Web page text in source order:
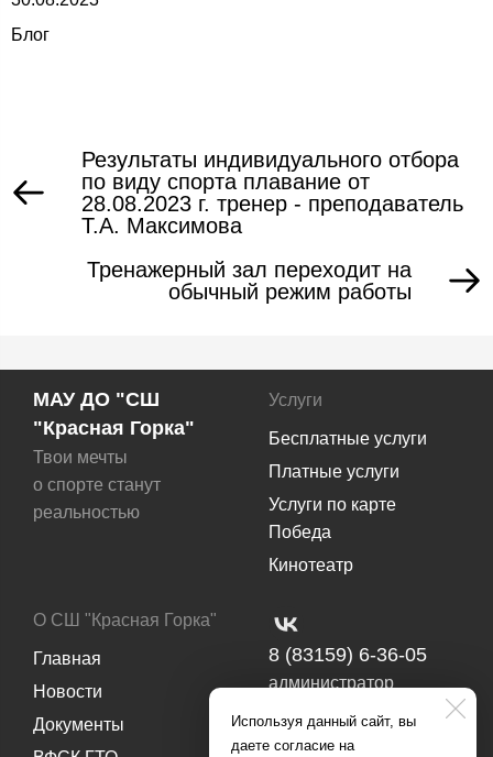
Блог
Результаты индивидуального отбора
по виду спорта плавание от
28.08.2023 г. тренер - преподаватель
Т.А. Максимова
Тренажерный зал переходит на
обычный режим работы
МАУ ДО "СШ
"Красная Горка"
Твои мечты
о спорте станут
реальностью
Услуги
Бесплатные услуги
Платные услуги
Услуги по карте
Победа
Кинотеатр
О СШ "Красная Горка"
Главная
Новости
Документы
8 (83159) 6-36-05
администратор
8 (83159) 6-39-03
методический отдел
Используя данный сайт, вы
даете согласие на